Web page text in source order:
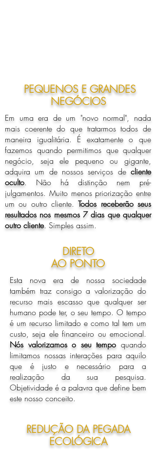
PEQUENOS E GRANDES
NEGÓCIOS
Em uma era de um "novo normal", nada
mais coerente do que tratarmos todos de
maneira igualitária. É exatamente o que
fazemos quando permitimos que qualquer
negócio, seja ele pequeno ou gigante,
adquira um de nossos serviços de cliente
oculto. Não há distinção nem pré-
julgamentos. Muito menos priorização entre
um ou outro cliente.Todos receberão seus
resultados nos mesmos 7 dias que qualquer
outro cliente. Simples assim.
DIRETO
AO PONTO
Esta nova era de nossa sociedade
também traz consigo a valorização do
recurso mais escasso que qualquer ser
humano pode ter, o seu tempo. O tempo
é um recurso limitado e como tal tem um
custo, seja ele financeiro ou emocional.
Nós valorizamos o seu tempo quando
limitamos nossas interações para aquilo
que é justo e necessário para a
realização da sua pesquisa.
Objetividade é a palavra que define bem
este nosso conceito.
REDUÇÃO DA PEGADA
ECOLÓGICA